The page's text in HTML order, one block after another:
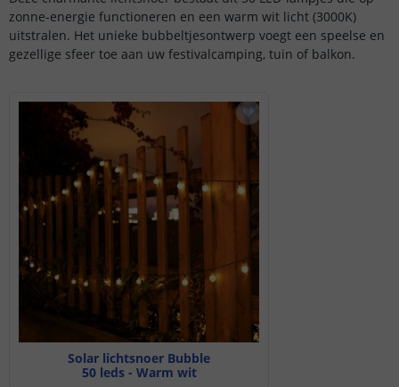
zonne-energie functioneren en een warm wit licht (3000K)
uitstralen. Het unieke bubbeltjesontwerp voegt een speelse en
gezellige sfeer toe aan uw festivalcamping, tuin of balkon.
Solar lichtsnoer Bubble
50 leds - Warm wit